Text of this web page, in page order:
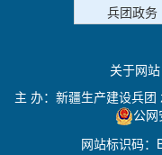
兵团政务
关于网站
主 办：新疆生产建设兵
公
网站标识码：